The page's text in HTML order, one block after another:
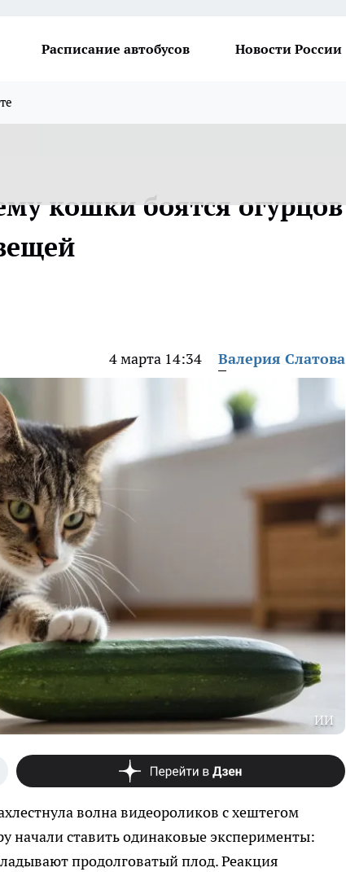
Расписание автобусов Новости России
кошки боятся огурцов
4 марта 14:34 Валерия Слатова
ИИ
волна видеороликов с хештегом
начали ставить одинаковые эксперименты:
продолговатый плод. Реакция